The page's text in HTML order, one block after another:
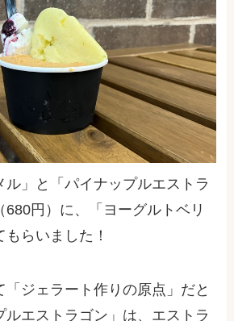
ル」と「パイナップルエストラ
680円）に、「ヨーグルトベリ
らいました！
「ジェラート作りの原点」だと
ルエストラゴン」は、エストラ